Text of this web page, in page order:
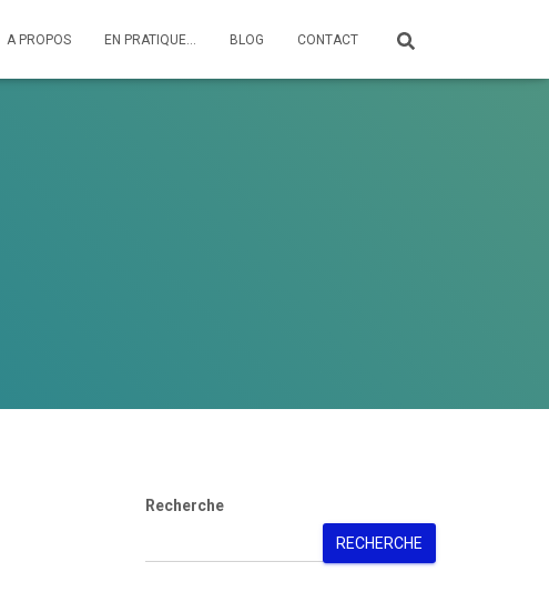
A PROPOS EN PRATIQUE… BLOG CONTACT
Recherche
RECHERCHE